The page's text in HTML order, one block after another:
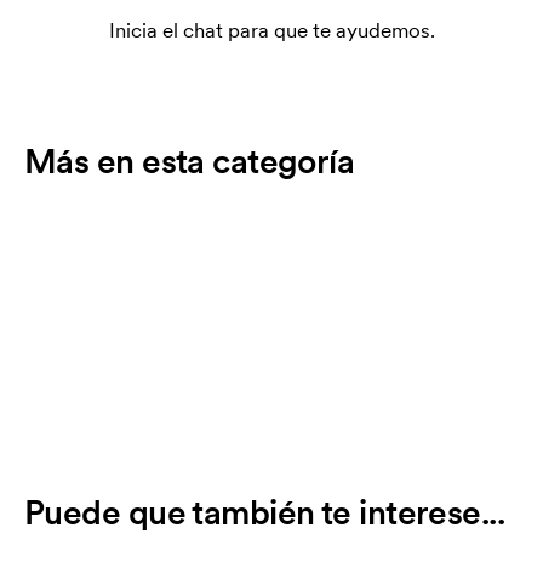
Inicia el chat para que te ayudemos.
Más en esta categoría
Puede que también te interese...